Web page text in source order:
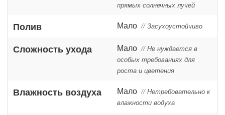
прямых солнечных лучей
Полив Мало // Засухоустойчиво
Сложность ухода Мало // Не нуждается в
особых требованиях для
роста и цветения
Влажность воздуха Мало // Нетребовательно к
влажности водуха